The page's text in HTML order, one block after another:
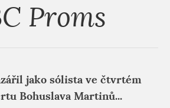
Proms
jako sólista ve čtvrtém
Bohuslava Martinů...